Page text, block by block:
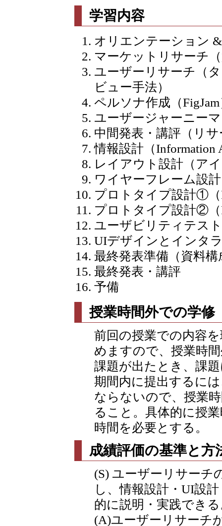
学習内容
オリエンテーション
マーケットリサーチ
ユーザーリサーチ（
ビュー手法）
ペルソナ作成（
ユーザージャーニー
中間発表・講評（リ
情報設計（Information
レイアウト設計（ア
ワイヤーフレーム設
プロトタイプ設計①（
プロトタイプ設計②（
ユーザビリティテス
UIデザインとインタ
最終発表準備（資料
最終発表・講評
予備
授業時間外での学修
前回の授業での内容
めますので、授業時
課題が出たとき、課
期間内に提出するに
ならないので、授業
ること。具体的に授
時間を必要とする。
成績評価の基準と方
(S) ユーザーリサーチ
し、情報設計・UI設
的に説明・実践でき
(A)ユーザーリサーチ